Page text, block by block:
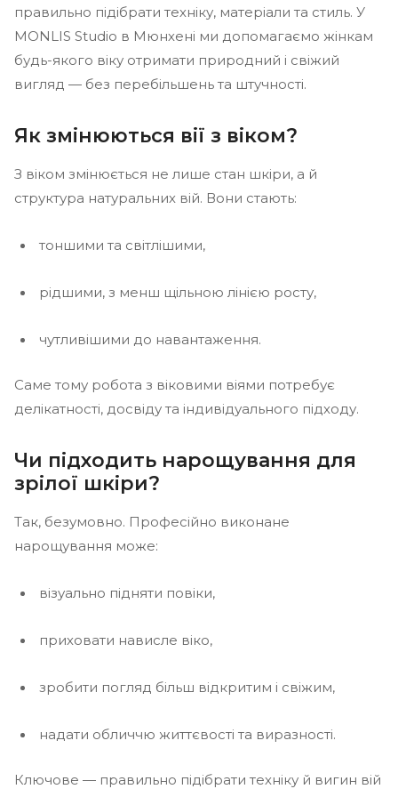
правильно підібрати техніку, матеріали та стиль. У
MONLIS Studio в Мюнхені ми допомагаємо жінкам
будь-якого віку отримати природний і свіжий
вигляд — без перебільшень та штучності.
Як змінюються вії з віком?
З віком змінюється не лише стан шкіри, а й
структура натуральних вій. Вони стають:
тоншими та світлішими,
рідшими, з менш щільною лінією росту,
чутливішими до навантаження.
Саме тому робота з віковими віями потребує
делікатності, досвіду та індивідуального підходу.
Чи підходить нарощування для
зрілої шкіри?
Так, безумовно. Професійно виконане
нарощування може:
візуально підняти повіки,
приховати нависле віко,
зробити погляд більш відкритим і свіжим,
надати обличчю життєвості та виразності.
Ключове — правильно підібрати техніку й вигин вій